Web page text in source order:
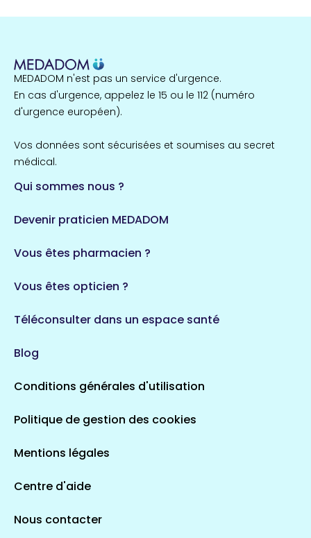
MEDADOM n'est pas un service d'urgence.
En cas d'urgence, appelez le 15 ou le 112 (numéro
d'urgence européen).
Vos données sont sécurisées et soumises au secret
médical.
Qui sommes nous ?
Devenir praticien MEDADOM
Vous êtes pharmacien ?
Vous êtes opticien ?
Téléconsulter dans un espace santé
Blog
Conditions générales d'utilisation
Politique de gestion des cookies
Mentions légales
Centre d'aide
Nous contacter